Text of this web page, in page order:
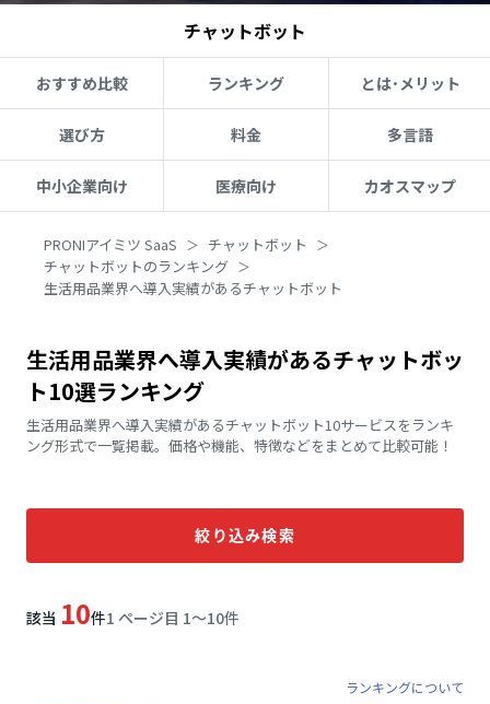
チャットボット
おすすめ比較 ランキング とは･メリット
選び方 料金 多言語
中小企業向け 医療向け カオスマップ
PRONIアイミツ SaaS
チャットボット
チャットボットのランキング
生活用品業界へ導入実績があるチャットボット
生活用品業界へ導入実績があるチャットボッ
ト10選ランキング
生活用品業界へ導入実績があるチャットボット10サービスをランキ
ング形式で一覧掲載。価格や機能、特徴などをまとめて比較可能！
絞り込み検索
該当 10件1 ページ目 1〜10件
ランキングについて